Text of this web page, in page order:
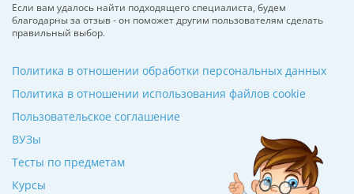
Если вам удалось найти подходящего специалиста, будем
благодарны за отзыв - он поможет другим пользователям сделать
правильный выбор.
ВУЗы
Тесты по предметам
Курсы
Политика в отношении обработки персональных данных
Политика в отношении использования файлов cookie
Пользовательское соглашение